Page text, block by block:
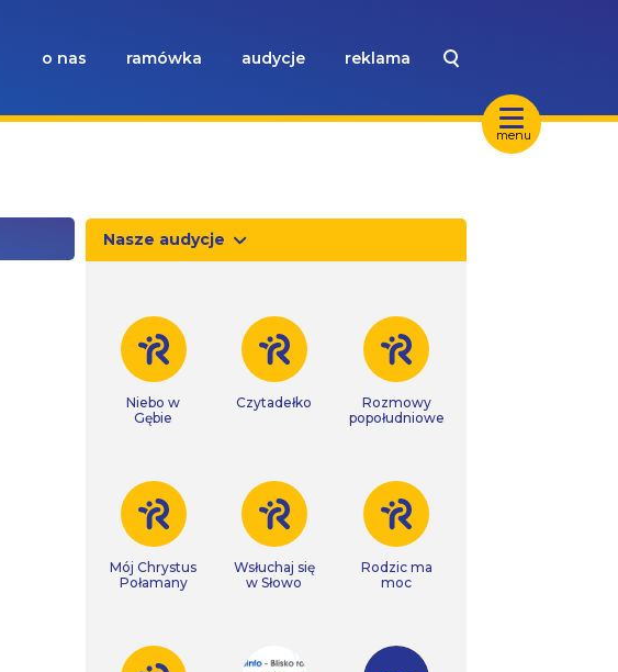
menu
o nas ramówka audycje reklama
Nasze audycje
Niebo w
Gębie
Czytadełko
Rozmowy
popołudniowe
Mój Chrystus
Połamany
Wsłuchaj się
w Słowo
Rodzic ma
moc